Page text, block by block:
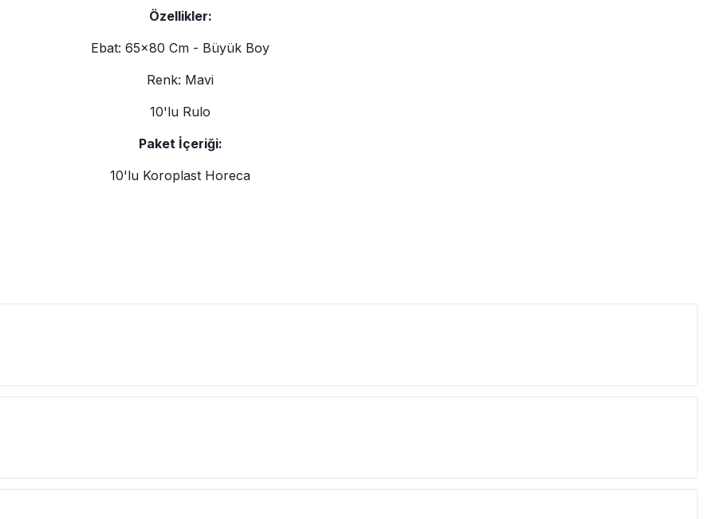
Özellikler:
Ebat: 65x80 Cm - Büyük Boy
Renk: Mavi
10'lu Rulo
Paket İçeriği:
10'lu Koroplast Horeca